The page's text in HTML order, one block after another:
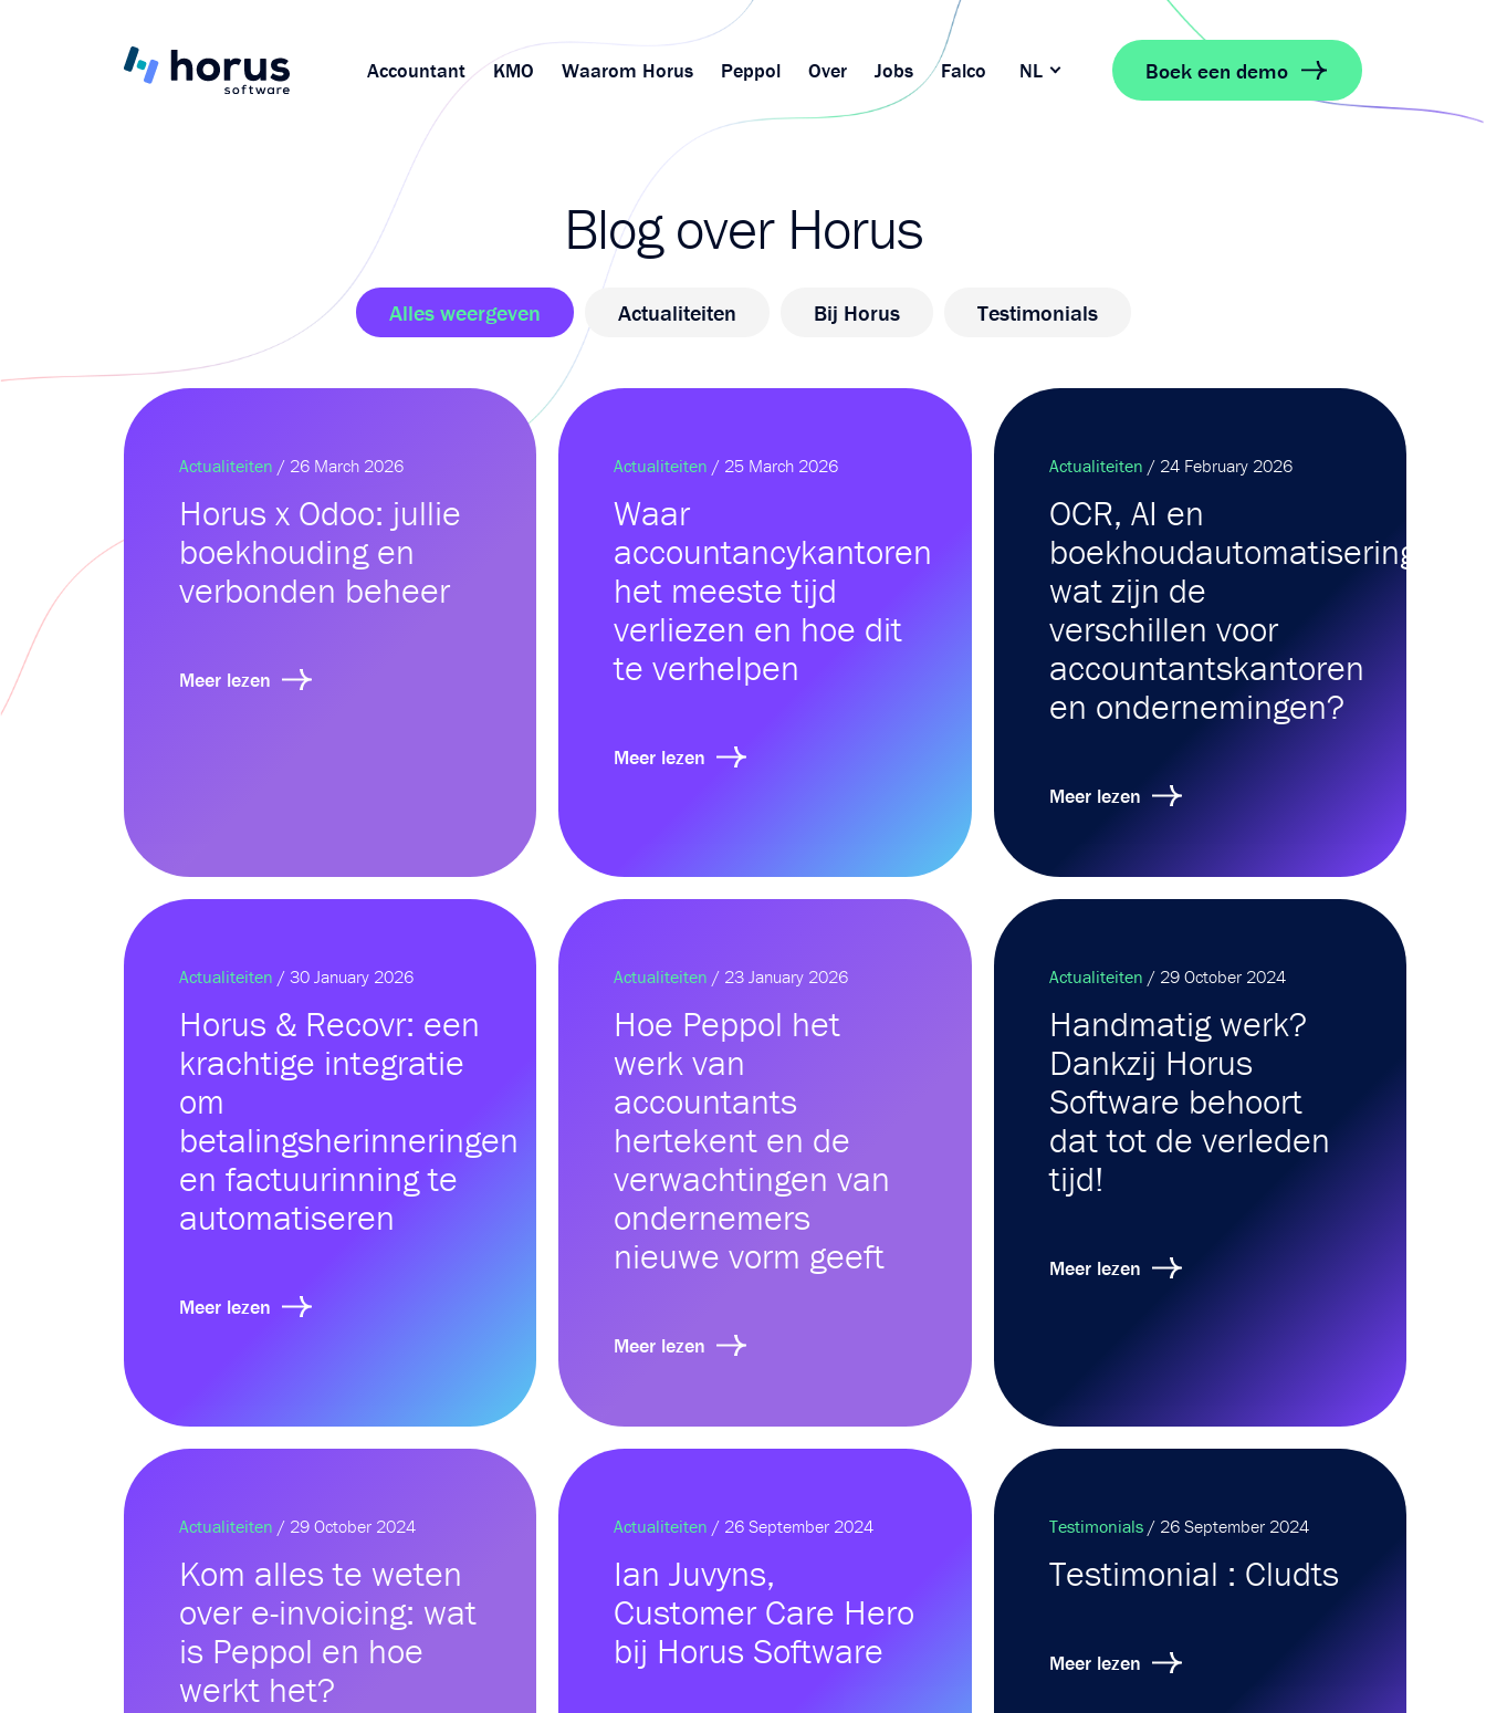
Accountant KMO Waarom Horus Peppol Over Jobs Falco NL Boek een demo
Blog over Horus
Alles weergeven Actualiteiten Bij Horus Testimonials
Actualiteiten / 26 March 2026
Horus x Odoo: jullie
boekhouding en
verbonden beheer
Meer lezen
Actualiteiten / 25 March 2026
Waar
accountancykantoren
het meeste tijd
verliezen en hoe dit
te verhelpen
Meer lezen
Actualiteiten / 24 February 2026
OCR, AI en
boekhoudautomatisering:
wat zijn de
verschillen voor
accountantskantoren
en ondernemingen?
Meer lezen
Actualiteiten / 30 January 2026
Horus & Recovr: een
krachtige integratie
om
betalingsherinneringen
en factuurinning te
automatiseren
Meer lezen
Actualiteiten / 23 January 2026
Hoe Peppol het
werk van
accountants
hertekent en de
verwachtingen van
ondernemers
nieuwe vorm geeft
Meer lezen
Actualiteiten / 29 October 2024
Handmatig werk?
Dankzij Horus
Software behoort
dat tot de verleden
tijd!
Meer lezen
Actualiteiten / 29 October 2024
Kom alles te weten
over e-invoicing: wat
is Peppol en hoe
werkt het?
Actualiteiten / 26 September 2024
Ian Juvyns,
Customer Care Hero
bij Horus Software
Testimonials / 26 September 2024
Testimonial : Cludts
Meer lezen